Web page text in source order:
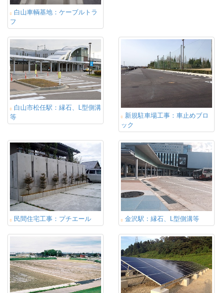
白山車輌基地：ケーブルトラ
フ
白山市松任駅：縁石、L型側溝
等
新規駐車場工事：車止めブロ
ック
民間住宅工事：プチエール 金沢駅：縁石、L型側溝等